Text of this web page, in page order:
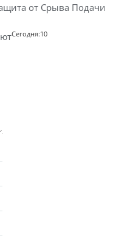
от Срыва Подачи
Сегодня:10